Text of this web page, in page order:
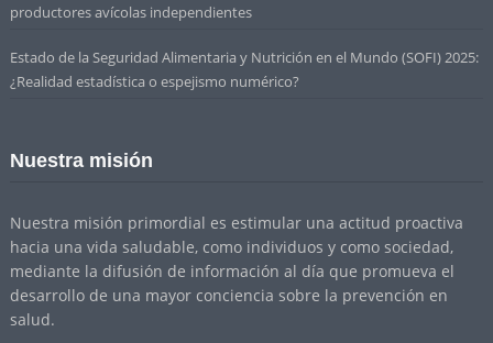
productores avícolas independientes
Estado de la Seguridad Alimentaria y Nutrición en el Mundo (SOFI) 2025:
¿Realidad estadística o espejismo numérico?
Nuestra misión
Nuestra misión primordial es estimular una actitud proactiva
hacia una vida saludable, como individuos y como sociedad,
mediante la difusión de información al día que promueva el
desarrollo de una mayor conciencia sobre la prevención en
salud.